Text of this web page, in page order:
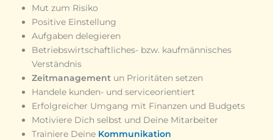
Mut zum Risiko
Positive Einstellung
Aufgaben delegieren
Betriebswirtschaftliches- bzw. kaufmännisches
Verständnis
Zeitmanagement un Prioritäten setzen
Handele kunden- und serviceorientiert
Erfolgreicher Umgang mit Finanzen und Budgets
Motiviere Dich selbst und Deine Mitarbeiter
Trainiere Deine Kommunikation